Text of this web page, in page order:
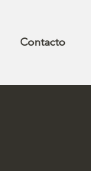
Contacto